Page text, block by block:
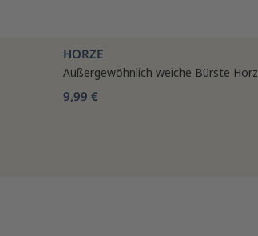
HORZE
Außergewöhnlich weiche Bürste
9,99 €